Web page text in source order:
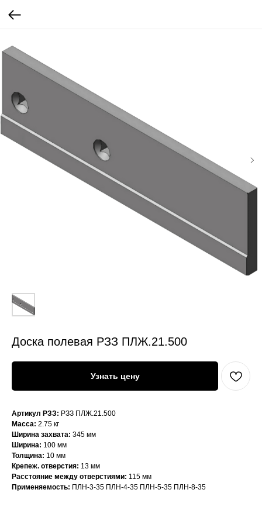
Доска полевая РЗЗ ПЛЖ.21.500
Узнать цену
Артикул РЗЗ: РЗЗ ПЛЖ.21.500
Масса: 2.75 кг
Ширина захвата: 345 мм
Ширина: 100 мм
Толщина: 10 мм
Крепеж. отверстия: 13 мм
Расстояние между отверстиями: 115 мм
Применяемость: ПЛН-3-35 ПЛН-4-35 ПЛН-5-35 ПЛН-8-35